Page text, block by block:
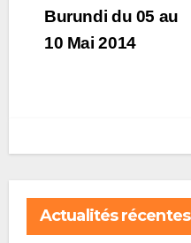
Burundi du 05 au
10 Mai 2014
Actualités récentes